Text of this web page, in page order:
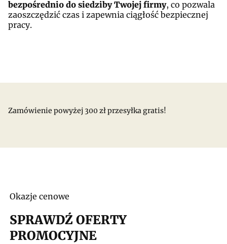
bezpośrednio do siedziby Twojej firmy, co pozwala
zaoszczędzić czas i zapewnia ciągłość bezpiecznej
pracy.
Zamówienie powyżej 300 zł przesyłka gratis!
Okazje cenowe
SPRAWDŹ OFERTY
PROMOCYJNE